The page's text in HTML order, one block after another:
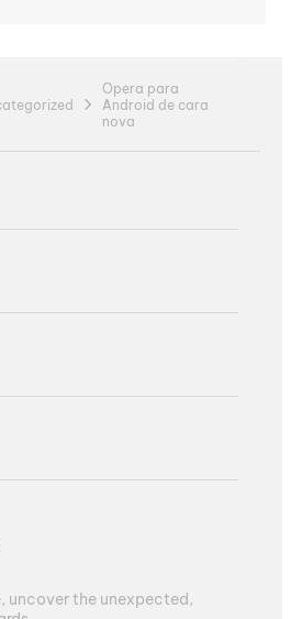
Opera para
Android de cara
nova
uncover the unexpected,